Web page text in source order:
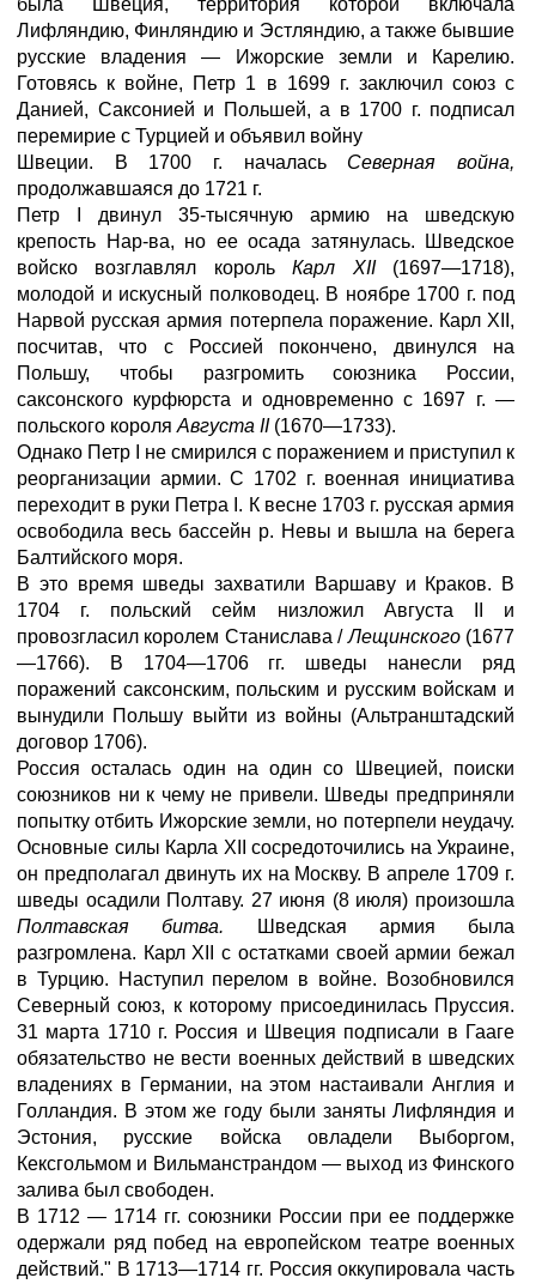
была Швеция, территория которой включала
Лифляндию, Финляндию и Эстляндию, а также бывшие
русские владения — Ижорские земли и Карелию.
Готовясь к войне, Петр 1 в 1699 г. заключил союз с
Данией, Саксонией и Польшей, а в 1700 г. подписал
перемирие с Турцией и объявил войну
Швеции. В 1700 г. началась Северная война,
продолжавшаяся до 1721 г.
Петр I двинул 35-тысячную армию на шведскую
крепость Нар-ва, но ее осада затянулась. Шведское
войско возглавлял корольКарл XII (1697—1718),
молодой и искусный полководец. В ноябре 1700 г. под
Нарвой русская армия потерпела поражение. Карл XII,
посчитав, что с Россией покончено, двинулся на
Польшу, чтобы разгромить союзника России,
саксонского курфюрста и одновременно с 1697 г. —
польского короля Августа II (1670—1733).
Однако Петр I не смирился с поражением и приступил к
реорганизации армии. С 1702 г. военная инициатива
переходит в руки Петра I. К весне 1703 г. русская армия
освободила весь бассейн р. Невы и вышла на берега
Балтийского моря.
В это время шведы захватили Варшаву и Краков. В
1704 г. польский сейм низложил Августа II и
провозгласил королем Станислава /Лещинского (1677
—1766). В 1704—1706 гг. шведы нанесли ряд
поражений саксонским, польским и русским войскам и
вынудили Польшу выйти из войны (Альтранштадский
договор 1706).
Россия осталась один на один со Швецией, поиски
союзников ни к чему не привели. Шведы предприняли
попытку отбить Ижорские земли, но потерпели неудачу.
Основные силы Карла XII сосредоточились на Украине,
он предполагал двинуть их на Москву. В апреле 1709 г.
шведы осадили Полтаву. 27 июня (8 июля) произошла
Полтавская битва.
Шведская армия была
разгромлена. Карл XII с остатками своей армии бежал
в Турцию. Наступил перелом в войне. Возобновился
Северный союз, к которому присоединилась Пруссия.
31 марта 1710 г. Россия и Швеция подписали в Гааге
обязательство не вести военных действий в шведских
владениях в Германии, на этом настаивали Англия и
Голландия. В этом же году были заняты Лифляндия и
Эстония, русские войска овладели Выборгом,
Кексгольмом и Вильманстрандом — выход из Финского
залива был свободен.
В 1712 — 1714 гг. союзники России при ее поддержке
одержали ряд побед на европейском театре военных
действий." В 1713—1714 гг. Россия оккупировала часть